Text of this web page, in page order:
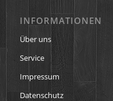
INFORMATIONEN
Über uns
Service
Impressum
Datenschutz